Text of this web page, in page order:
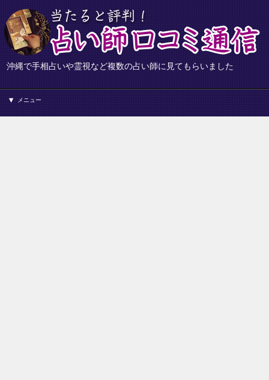
沖縄で手相占いや霊視など複数の占い師に見てもらいました
メニュー